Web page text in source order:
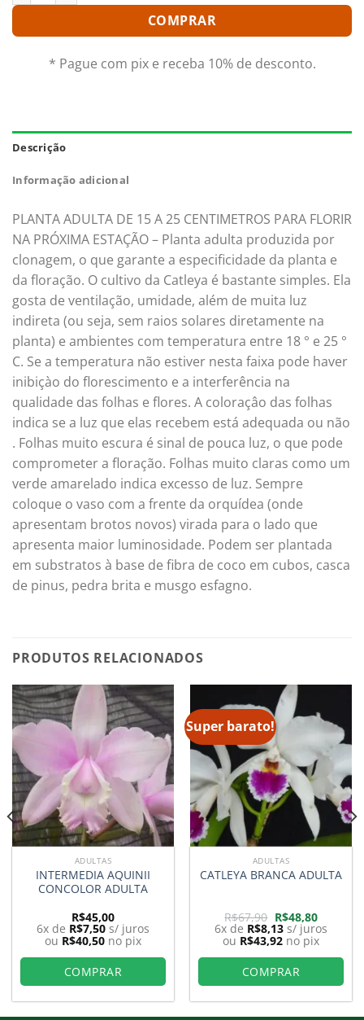
COMPRAR
* Pague com pix e receba 10% de desconto.
Descrição
Informação adicional
PLANTA ADULTA DE 15 A 25 CENTIMETROS PARA FLORIR
NA PRÓXIMA ESTAÇÃO – Planta adulta produzida por
clonagem, o que garante a especificidade da planta e
da floração. O cultivo da Catleya é bastante simples. Ela
gosta de ventilação, umidade, além de muita luz
indireta (ou seja, sem raios solares diretamente na
planta) e ambientes com temperatura entre 18 ° e 25 °
C. Se a temperatura não estiver nesta faixa pode haver
inibiçào do florescimento e a interferência na
qualidade das folhas e flores. A coloraçâo das folhas
indica se a luz que elas recebem está adequada ou não
. Folhas muito escura é sinal de pouca luz, o que pode
comprometer a floração. Folhas muito claras como um
verde amarelado indica excesso de luz. Sempre
coloque o vaso com a frente da orquídea (onde
apresentam brotos novos) virada para o lado que
apresenta maior luminosidade. Podem ser plantada
em substratos à base de fibra de coco em cubos, casca
de pinus, pedra brita e musgo esfagno.
PRODUTOS RELACIONADOS
ADULTAS
INTERMEDIA AQUINII
CONCOLOR ADULTA
R$45,00
6x de R$7,50 s/ juros
ou R$40,50 no pix
COMPRAR
Super barato!
ADULTAS
CATLEYA BRANCA ADULTA
R$67,90 O
preço
original
era:
R$67,90.
R$48,80O
preço
atual
é:
R$48,80.
6x de R$8,13 s/ juros
ou R$43,92 no pix
COMPRAR